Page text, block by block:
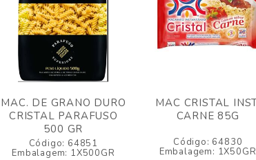
MAC. DE GRANO DURO
CRISTAL PARAFUSO
500 GR
Código: 64851
Embalagem: 1X500GR
MAC CRISTAL
CARNE 85G
Código: 64830
Embalagem: 1X50GR